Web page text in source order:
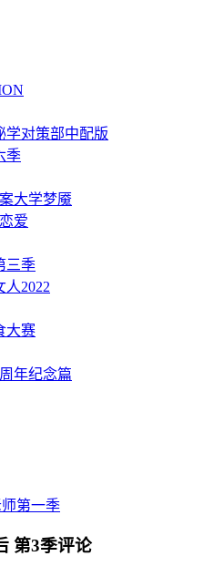
学对策部中配版
季
大学梦魇
爱
三季
人2022
大赛
年纪念篇
第一季
第3季评论